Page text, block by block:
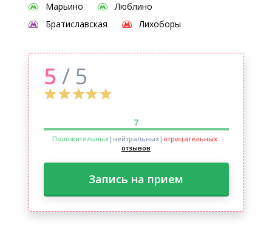
Марьино
Люблино
Братиславская
Лихоборы
5 / 5
7
Положительных|нейтральных| отрицательных
отзывов
Запись на прием